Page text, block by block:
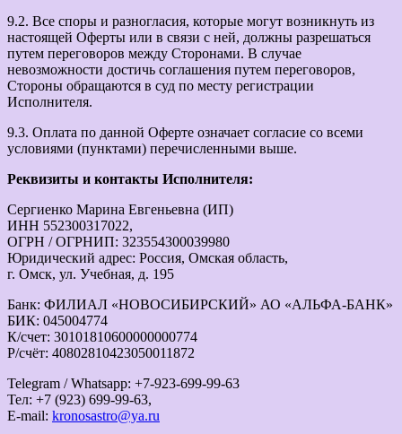
9.2. Все споры и разногласия, которые могут возникнуть из
настоящей Оферты или в связи с ней, должны разрешаться
путем переговоров между Сторонами. В случае
невозможности достичь соглашения путем переговоров,
Стороны обращаются в суд по месту регистрации
Исполнителя.
9.3. Оплата по данной Оферте означает согласие со всеми
условиями (пунктами) перечисленными выше.
Реквизиты и контакты Исполнителя:
Сергиенко Марина Евгеньевна (ИП)
ИНН 552300317022,
ОГРН / ОГРНИП: 323554300039980
Юридический адрес: Россия, Омская область,
г. Омск, ул. Учебная, д. 195
Банк: ФИЛИАЛ «НОВОСИБИРСКИЙ» АО «АЛЬФА-БАНК»
БИК: 045004774
К/счет: 30101810600000000774
Р/счёт: 40802810423050011872
Telegram / Whatsapp: +7-923-699-99-63
Тел: +7 (923) 699-99-63,
E-mail: kronosastro@ya.ru